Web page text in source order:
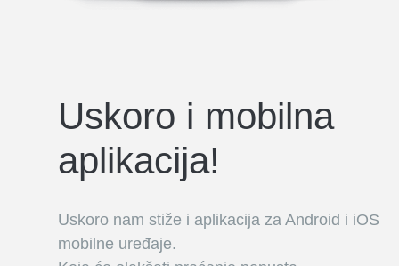
Uskoro i mobilna
aplikacija!
Uskoro nam stiže i aplikacija za Android i iOS
mobilne uređaje.